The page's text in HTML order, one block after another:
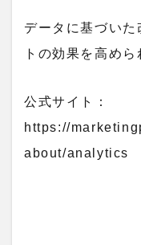
データに基づい
トの効果を高めら
公式サイト：
https://
about/analytics